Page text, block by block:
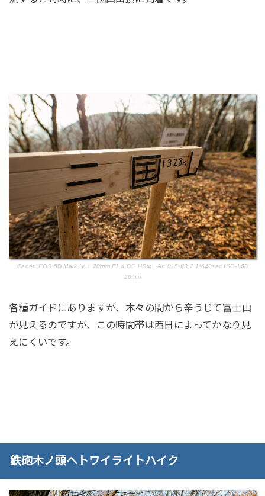
Canon EOS 5D Mark IV + 20mm F1.4 DG HSM | Art 015 f/3.2 1/640sec ISO-160
20mm
各種ガイドにありますが、木々の間から辛うじて富士山
が見えるのですが、この時間帯は西日によってかなり見
えにくいです。
鉄砲木ノ頭へトワイライトハイク